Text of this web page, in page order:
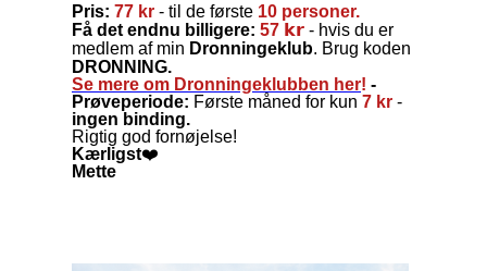
Pris: 77 kr - til de første 10 personer.
Få det endnu billigere: 57 𝗸𝗿 - hvis du er
medlem af min Dronningeklub. Brug koden
DRONNING.
Se mere om Dronningeklubben her! -
Prøveperiode: Første måned for kun 7 kr -
ingen binding.
Rigtig god fornøjelse!
Kærligst❤️
Mette